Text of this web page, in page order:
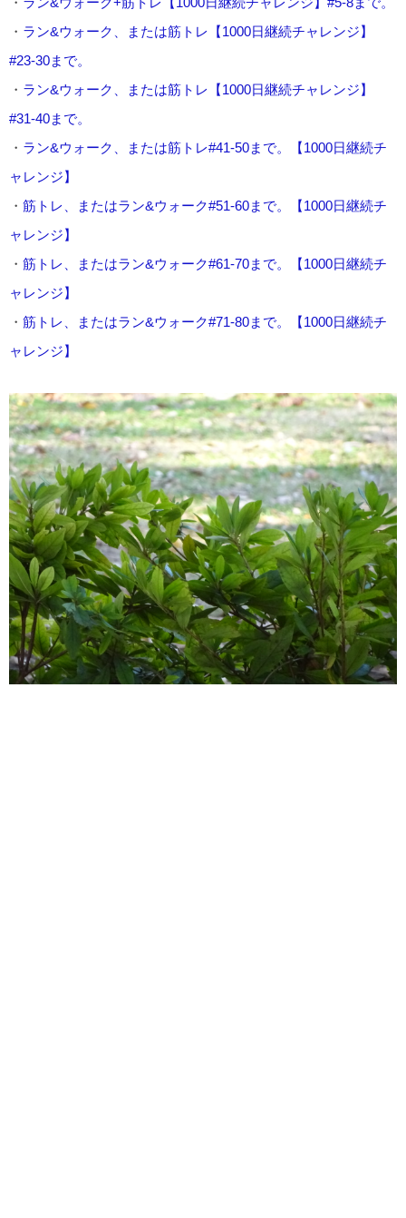
・ ラン&ウォーク、または筋トレ【1000日継続チャレンジ】
#23-30まで。
・ ラン&ウォーク、または筋トレ【1000日継続チャレンジ】
#31-40まで。
・ ラン&ウォーク、または筋トレ#41-50まで。【1000日継続チ
ャレンジ】
・ 筋トレ、またはラン&ウォーク#51-60まで。【1000日継続チ
ャレンジ】
・ 筋トレ、またはラン&ウォーク#61-70まで。【1000日継続チ
ャレンジ】
・ 筋トレ、またはラン&ウォーク#71-80まで。【1000日継続チ
ャレンジ】